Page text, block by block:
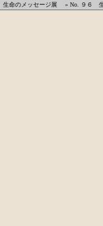
生命のメッセージ展 » No. ９６ 生